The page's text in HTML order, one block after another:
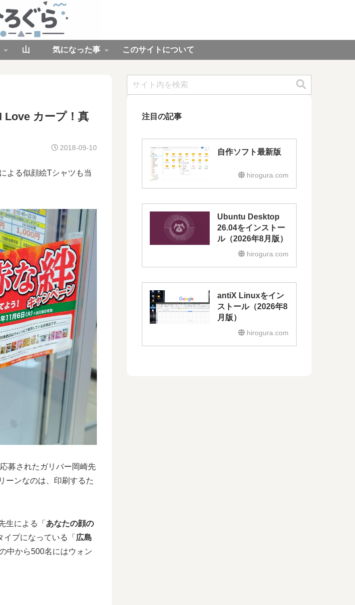
山 気になった事 このサイトについて
Love カープ！真
2018-09-10
よる似顔絵Tシャツも当
募されたガリバー岡崎先
ーンなのは、印刷するた
生による「 あなたの顔の
プになっている「 広島
中から500名にはウォン
注目の記事
自作ソフト最新版
hirogura.com
Ubuntu Desktop
26.04をインストー
ル（2026年8月版）
hirogura.com
antiX Linuxをイン
ストール（2026年8
月版）
hirogura.com